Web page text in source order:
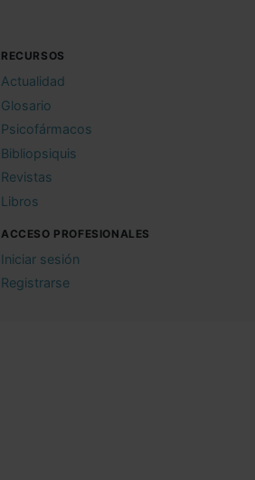
RECURSOS
Actualidad
Glosario
Psicofármacos
Bibliopsiquis
Revistas
Libros
ACCESO PROFESIONALES
Iniciar sesión
Registrarse